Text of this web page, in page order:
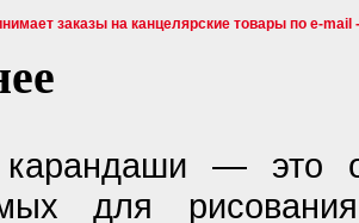
заказы на канцелярские товары по e-mail
карандаши — это
для